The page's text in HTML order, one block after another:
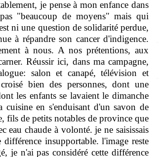
je pense à mon enfance dans
"beaucoup de moyens" mais qui
ni une question de solidarité perdue,
à répandre son cancer d'indigence.
à nous. A nos prétentions, aux
Réussir ici, dans ma campagne,
salon et canapé, télévision et
bien des personnes, dont une
les enfants se lavaient le dimanche
cuisine en s'enduisant d'un savon de
fils de petits notables de province que
eau chaude à volonté. je ne saisissais
insupportable. l'image reste
je n'ai pas considéré cette différence